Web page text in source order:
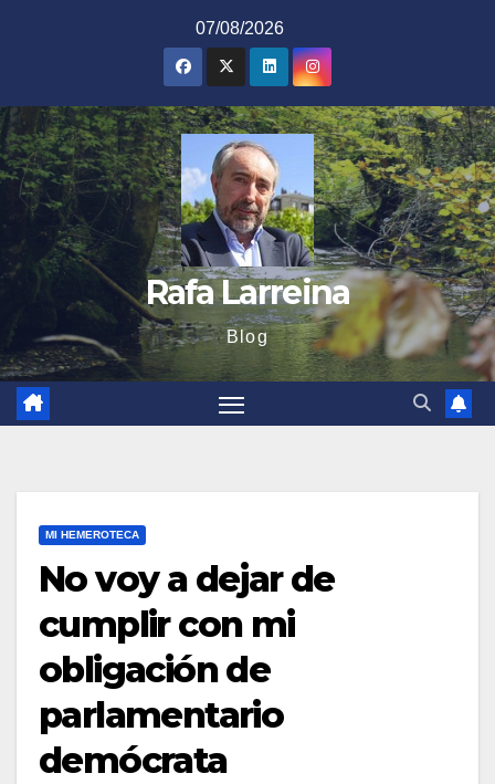
07/08/2026
Rafa Larreina
Blog
MI HEMEROTECA
No voy a dejar de
cumplir con mi
obligación de
parlamentario
demócrata